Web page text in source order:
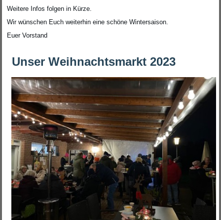
Weitere Infos folgen in Kürze.
Wir wünschen Euch weiterhin eine schöne Wintersaison.
Euer Vorstand
Unser Weihnachtsmarkt 2023